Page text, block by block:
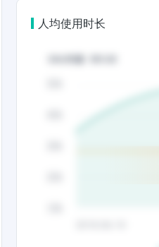
人均使用时长